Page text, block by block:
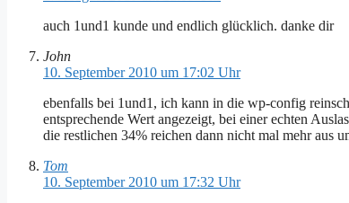
auch 1und1 kunde und endlich glücklich. danke dir
John
10. September 2010 um 17:02 Uhr
ebenfalls bei 1und1, ich kann in die wp-config
entsprechende Wert angezeigt, bei einer echten
die restlichen 34% reichen dann nicht mal mehr aus
Tom
10. September 2010 um 17:32 Uhr